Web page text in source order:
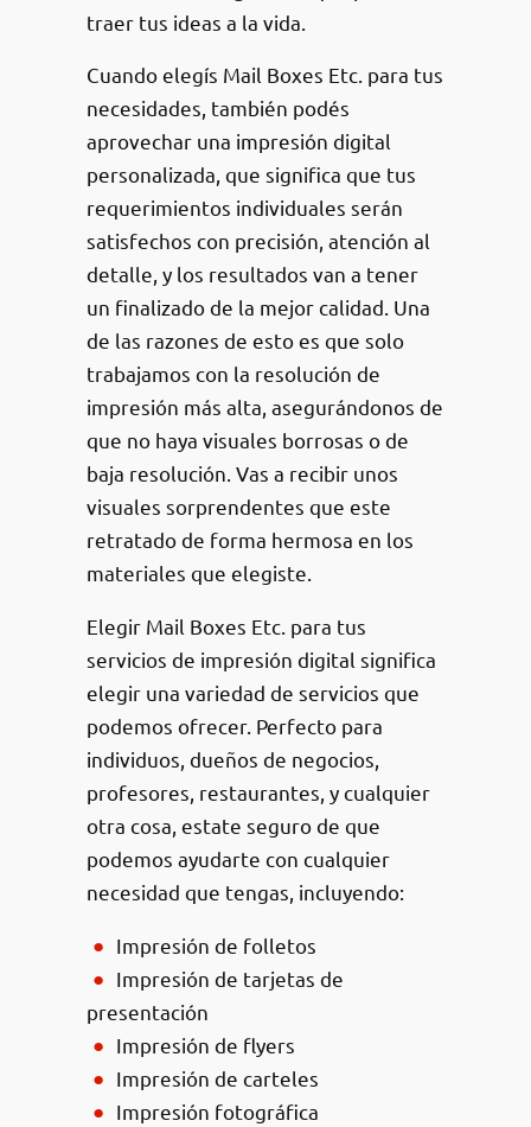
traer tus ideas a la vida.
Cuando elegís Mail Boxes Etc. para tus
necesidades, también podés
aprovechar una impresión digital
personalizada, que significa que tus
requerimientos individuales serán
satisfechos con precisión, atención al
detalle, y los resultados van a tener
un finalizado de la mejor calidad. Una
de las razones de esto es que solo
trabajamos con la resolución de
impresión más alta, asegurándonos de
que no haya visuales borrosas o de
baja resolución. Vas a recibir unos
visuales sorprendentes que este
retratado de forma hermosa en los
materiales que elegiste.
Elegir Mail Boxes Etc. para tus
servicios de impresión digital significa
elegir una variedad de servicios que
podemos ofrecer. Perfecto para
individuos, dueños de negocios,
profesores, restaurantes, y cualquier
otra cosa, estate seguro de que
podemos ayudarte con cualquier
necesidad que tengas, incluyendo:
Impresión de folletos
Impresión de tarjetas de
presentación
Impresión de flyers
Impresión de carteles
Impresión fotográfica